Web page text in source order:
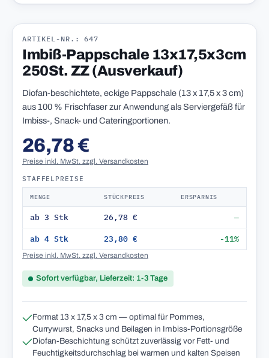
ARTIKEL-NR.: 647
Imbiß-Pappschale 13x17,5x3cm
250St. ZZ (Ausverkauf)
Diofan-beschichtete, eckige Pappschale (13 x 17,5 x 3 cm)
aus 100 % Frischfaser zur Anwendung als Serviergefäß für
Imbiss-, Snack- und Cateringportionen.
26,78 €
Preise inkl. MwSt. zzgl. Versandkosten
STAFFELPREISE
MENGE STÜCKPREIS ERSPARNIS
ab 3 Stk 26,78 € —
ab 4 Stk 23,80 € -11%
Preise inkl. MwSt. zzgl. Versandkosten
Sofort verfügbar, Lieferzeit: 1-3 Tage
Format 13 x 17,5 x 3 cm — optimal für Pommes,
Currywurst, Snacks und Beilagen in Imbiss-Portionsgröße
Diofan-Beschichtung schützt zuverlässig vor Fett- und
Feuchtigkeitsdurchschlag bei warmen und kalten Speisen